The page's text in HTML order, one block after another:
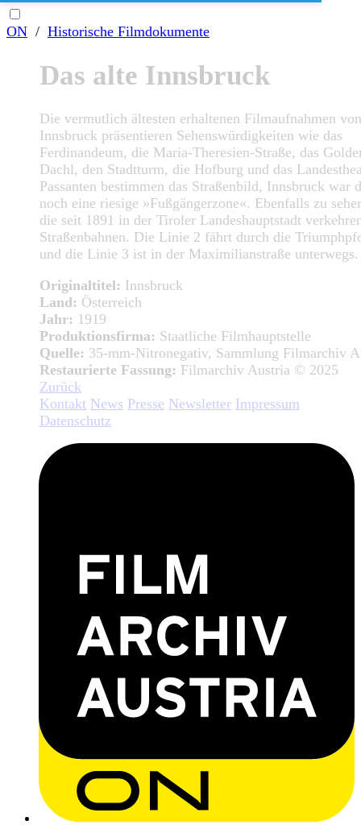
ON / Historische Filmdokumente
Das alte Innsbruck
Die vermutlich ältesten erhaltenen Filmaufnahmen von
Innsbruck präsentieren Sehenswürdigkeiten wie das
Ferdinandeum, die Maria-Theresien-Straße, das
Dachl, den Stadtturm, die Hofburg und das
Passanten bestimmen das Straßenbild, Innsbruck war
noch eine riesige »Fußgängerzone«. Ebenfalls zu
die seit 1891 in der Tiroler Landeshauptstadt
Straßenbahnen. Die Linie 2 fährt durch die
und die Linie 3 ist in der Maximilianstraße unterwegs.
Originaltitel: Innsbruck
Land: Österreich
Jahr: 1919
Produktionsfirma: Staatliche Filmhauptstelle
Quelle: 35-mm-Nitronegativ, Sammlung Filmarchiv
Restaurierte Fassung: Filmarchiv Austria © 2025
Zurück
Kontakt News Presse Newsletter Impressum
Datenschutz